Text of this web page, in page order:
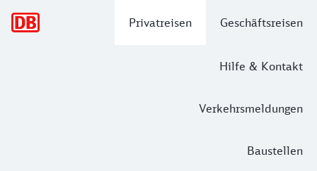
Privatreisen Geschäftsreisen
Hilfe & Kontakt
Verkehrsmeldungen
Baustellen